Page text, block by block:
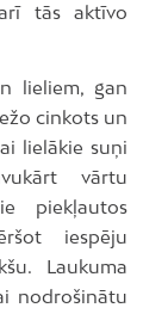
tās aktīvo
lieliem, gan
cinkots un
lielākie suņi
vārtu
piekļautos
iespēju
Laukuma
nodrošinātu